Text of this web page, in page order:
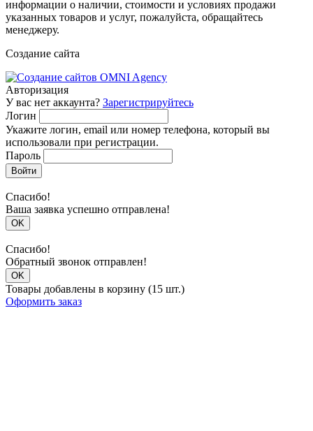
информации о наличии, стоимости и условиях продажи
указанных товаров и услуг, пожалуйста, обращайтесь
менеджеру.
Создание сайта
Авторизация
У вас нет аккаунта? Зарегистрируйтесь
Логин
Укажите логин, email или номер телефона, который вы
использовали при регистрации.
Пароль
Войти
Спасибо!
Ваша заявка успешно отправлена!
OK
Спасибо!
Обратный звонок отправлен!
OK
Товары добавлены в корзину (15 шт.)
Оформить заказ